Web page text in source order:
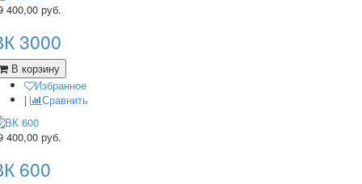
400,00 руб.
3000
В корзину
Избранное
|
Сравнить
400,00 руб.
600